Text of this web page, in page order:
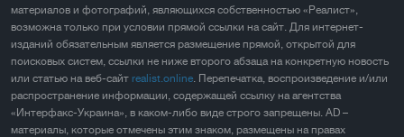
материалов и фотографий, являющихся собственностью «Реалист»,
возможна только при условии прямой ссылки на сайт. Для интернет-
изданий обязательным является размещение прямой, открытой для
поисковых систем, ссылки не ниже второго абзаца на конкретную новость
или статью на веб-сайт realist.online . Перепечатка, воспроизведение и/или
распространение информации, содержащей ссылку на агентства
«Интерфакс-Украина», в каком-либо виде строго запрещены. AD –
материалы, которые отмечены этим знаком, размещены на правах